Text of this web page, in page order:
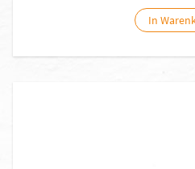
In